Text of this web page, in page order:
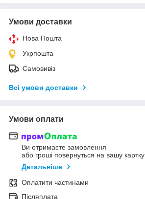
Умови доставки
Нова Пошта
Укрпошта
Самовивіз
Всі умови доставки
Умови оплати
Ви отримаєте замовлення
або гроші повернуться на вашу картку
Детальніше
Оплатити частинами
Післяплата